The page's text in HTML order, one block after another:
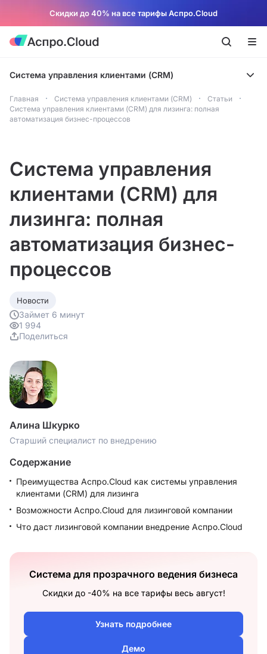
Скидки до 40% на все тарифы Аспро.Cloud
Система управления клиентами (CRM)
Главная Система управления клиентами (CRM)
Статьи
Система управления клиентами (CRM) для лизинга: полная
автоматизация бизнес-процессов
Система управления
клиентами (CRM) для
лизинга: полная
автоматизация бизнес-
процессов
Новости
Займет 6 минут
1 994
Поделиться
Алина Шкурко
Старший специалист по внедрению
Содержание
Преимущества Аспро.Cloud как системы управления
клиентами (CRM) для лизинга
Возможности Аспро.Cloud для лизинговой компании
Что даст лизинговой компании внедрение Аспро.Cloud
Система для прозрачного ведения бизнеса
Скидки до -40% на все тарифы весь август!
Узнать подробнее
Демо